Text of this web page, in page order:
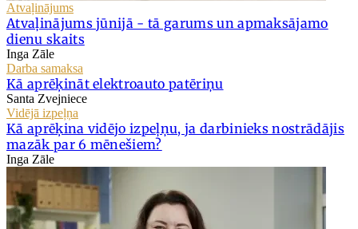
Atvaļinājums
Atvaļinājums jūnijā - tā garums un apmaksājamo
dienu skaits
Inga Zāle
Darba samaksa
Kā aprēķināt elektroauto patēriņu
Santa Zvejniece
Vidējā izpeļņa
Kā aprēķina vidējo izpeļņu, ja darbinieks nostrādājis
mazāk par 6 mēnešiem?
Inga Zāle